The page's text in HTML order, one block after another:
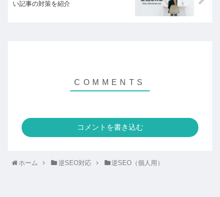
い記事の対策を紹介
コメントを書き込む
ホーム 逆SEO対応 逆SEO（個人用）